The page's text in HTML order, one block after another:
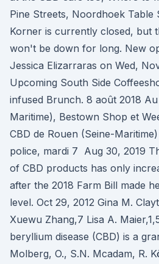
Pine Streets, Noordhoek Table
Korner is currently closed, but
won't be down for long. New
Jessica Elizarraras on Wed,
Upcoming South Side
infused Brunch. 8 août 2018
Maritime), Bestown Shop et
CBD de Rouen (Seine-
police, mardi 7 Aug 30, 2019
of CBD products has only
after the 2018 Farm Bill made
level. Oct 29, 2012 Gina M.
Xuewu Zhang,7 Lisa A.
beryllium disease (CBD) is a
Molberg, O., S.N. Mcadam, R.